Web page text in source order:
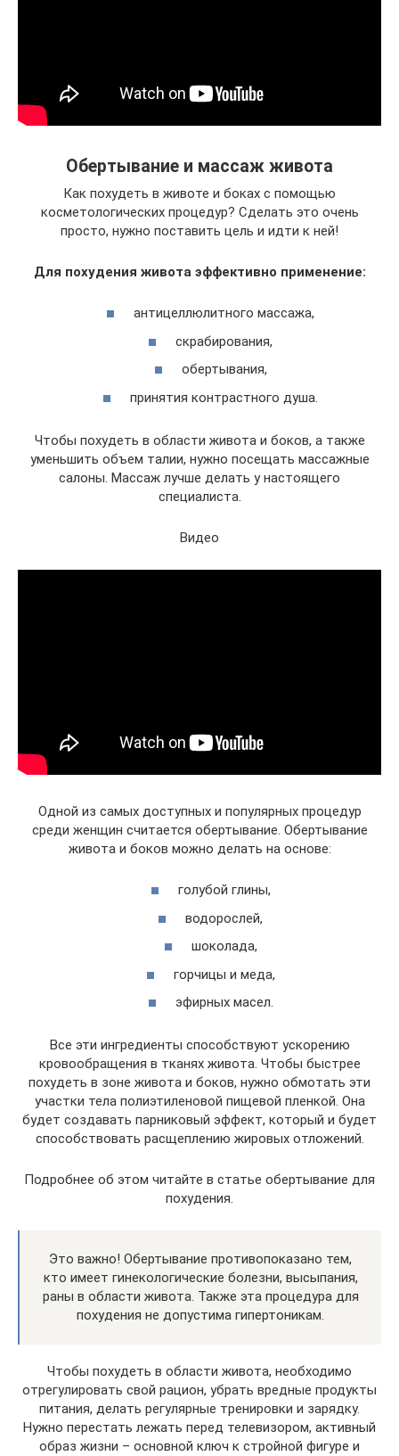
Обертывание и массаж живота
Как похудеть в животе и боках с помощью
косметологических процедур? Сделать это очень
просто, нужно поставить цель и идти к ней!
Для похудения живота эффективно применение:
антицеллюлитного массажа,
скрабирования,
обертывания,
принятия контрастного душа.
Чтобы похудеть в области живота и боков, а также
уменьшить объем талии, нужно посещать массажные
салоны. Массаж лучше делать у настоящего
специалиста.
Видео
Одной из самых доступных и популярных процедур
среди женщин считается обертывание. Обертывание
живота и боков можно делать на основе:
голубой глины,
водорослей,
шоколада,
горчицы и меда,
эфирных масел.
Все эти ингредиенты способствуют ускорению
кровообращения в тканях живота. Чтобы быстрее
похудеть в зоне живота и боков, нужно обмотать эти
участки тела полиэтиленовой пищевой пленкой. Она
будет создавать парниковый эффект, который и будет
способствовать расщеплению жировых отложений.
Подробнее об этом читайте в статье обертывание для
похудения.
Это важно! Обертывание противопоказано тем,
кто имеет гинекологические болезни, высыпания,
раны в области живота. Также эта процедура для
похудения не допустима гипертоникам.
Чтобы похудеть в области живота, необходимо
отрегулировать свой рацион, убрать вредные продукты
питания, делать регулярные тренировки и зарядку.
Нужно перестать лежать перед телевизором, активный
образ жизни – основной ключ к стройной фигуре и